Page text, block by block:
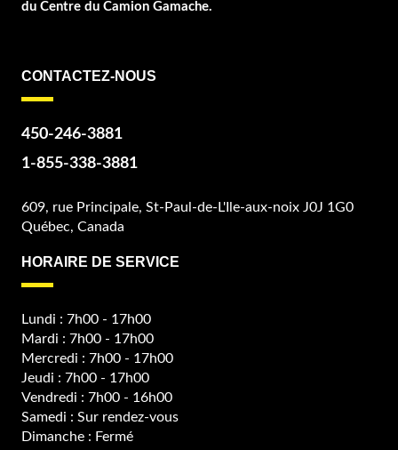
du Centre du Camion Gamache.
CONTACTEZ-NOUS
450-246-3881
1-855-338-3881
609, rue Principale, St-Paul-de-L'Ile-aux-noix J0J 1G0
Québec, Canada
HORAIRE DE SERVICE
Lundi : 7h00 - 17h00
Mardi : 7h00 - 17h00
Mercredi : 7h00 - 17h00
Jeudi : 7h00 - 17h00
Vendredi : 7h00 - 16h00
Samedi : Sur rendez-vous
Dimanche : Fermé